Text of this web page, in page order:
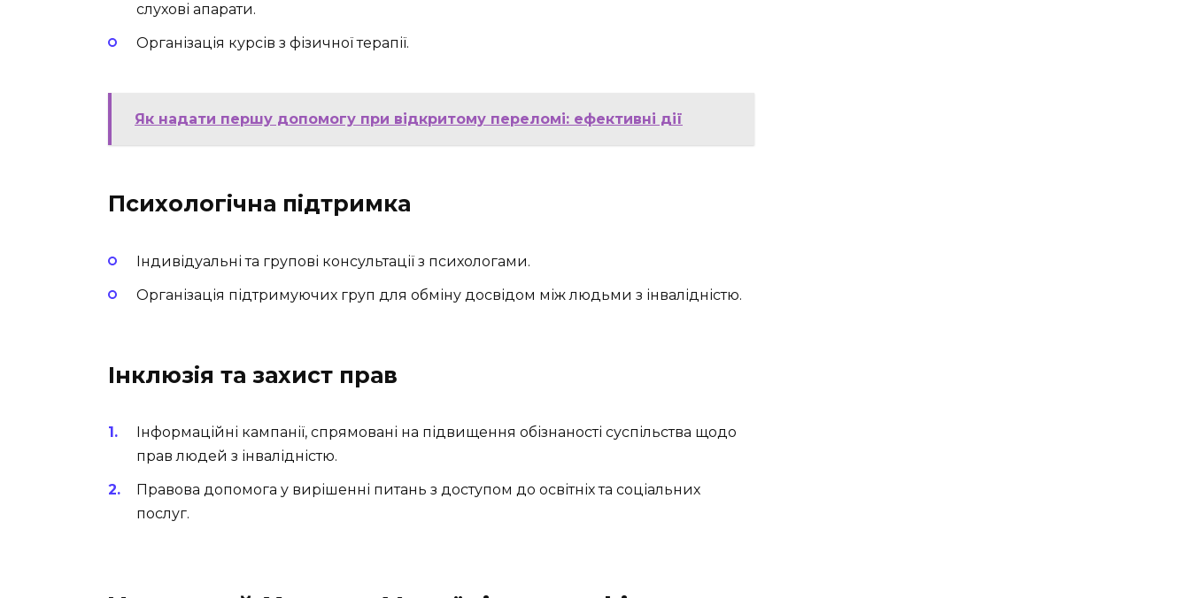
слухові апарати.
Організація курсів з фізичної терапії.
Як надати першу допомогу при відкритому переломі: ефективні дії
Психологічна підтримка
Індивідуальні та групові консультації з психологами.
Організація підтримуючих груп для обміну досвідом між людьми з інвалідністю.
Інклюзія та захист прав
Інформаційні кампанії, спрямовані на підвищення обізнаності суспільства щодо
прав людей з інвалідністю.
Правова допомога у вирішенні питань з доступом до освітніх та соціальних
послуг.